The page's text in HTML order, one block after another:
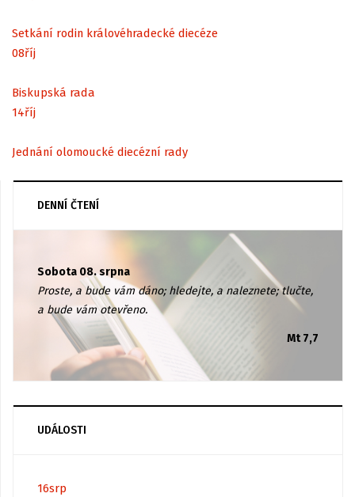
Setkání rodin královéhradecké diecéze
08říj
Biskupská rada
14říj
Jednání olomoucké diecézní rady
DENNÍ ČTENÍ
Sobota 08. srpna
Proste, a bude vám dáno; hledejte, a naleznete; tlučte,
a bude vám otevřeno.
Mt 7,7
UDÁLOSTI
16srp